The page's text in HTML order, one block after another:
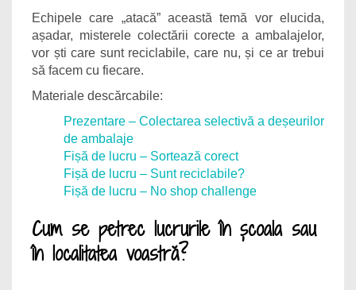
Echipele care „atacă” această temă vor elucida,
așadar, misterele colectării corecte a ambalajelor,
vor ști care sunt reciclabile, care nu, și ce ar trebui
să facem cu fiecare.
Materiale descărcabile:
Prezentare – Colectarea selectivă a deșeurilor
de ambalaje
Fișă de lucru – Sortează corect
Fișă de lucru – Sunt reciclabile?
Fișă de lucru – No shop challenge
Cum se petrec lucrurile în școala sau
în localitatea voastră?